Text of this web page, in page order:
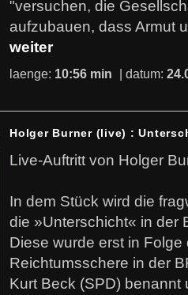
"versuchen, die
aufzubauen, dass Armut
weiter
laenge: 10:56 min | datum:
Holger Burner (live) :
Live-Auftritt von Holger
In dem Stück wird die
die »Unterschicht« in der
Diese wurde erst in
Reichtumsschere in der
Kurt Beck (SPD)